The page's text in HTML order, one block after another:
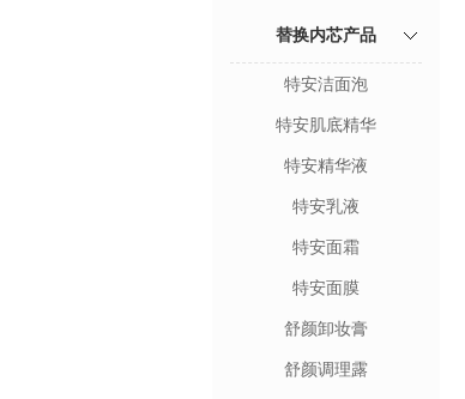
替换内芯产品
特安洁面泡
特安肌底精华
特安精华液
特安乳液
特安面霜
特安面膜
舒颜卸妆膏
舒颜调理露